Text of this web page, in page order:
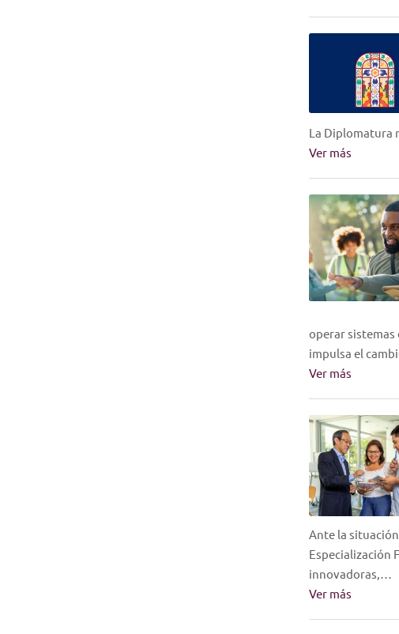
La Diplomatura
Ver más
operar sistemas
impulsa el
Ver más
Ante la
Especialización
innovadoras,…
Ver más